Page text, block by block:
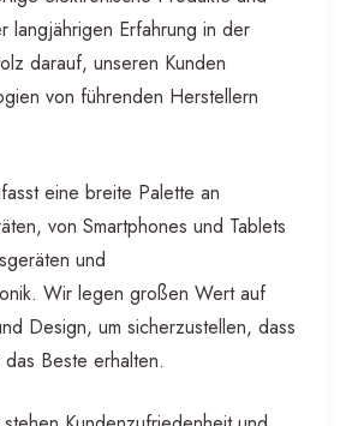
langjährigen Erfahrung in der
darauf, unseren Kunden
von führenden Herstellern
eine breite Palette an
von Smartphones und Tablets
und
Wir legen großen Wert auf
Design, um sicherzustellen, dass
Beste erhalten.